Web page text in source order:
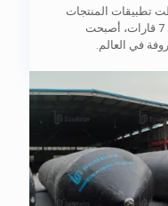
غطت تطبيقات المنتجات
والتكنولوجيا أكثر من 80 دولة ومنطقة في 7 قارات، أصبحت